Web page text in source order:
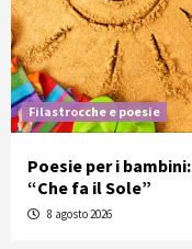
Filastrocche e poesie
Poesie per i bambini:
“Che fa il Sole”
8 agosto 2026